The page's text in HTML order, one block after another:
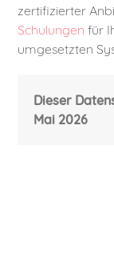
zertifizierter
Schulungen für
umgesetzten
Dieser
Mai 2026